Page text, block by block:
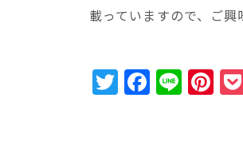
載っていますので、ご興
T
w
F
a
Li
n
Pi
n